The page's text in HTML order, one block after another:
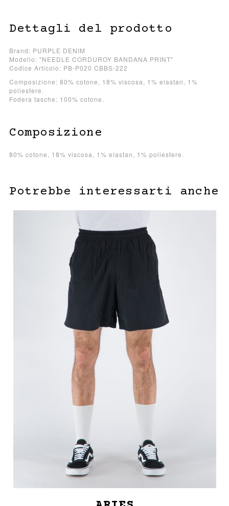
Dettagli del prodotto
Brand: PURPLE DENIM
Modello: "NEEDLE CORDUROY BANDANA PRINT"
Codice Articolo: PB-P020 CBBS-222
Composizione: 80% cotone, 18% viscosa, 1% elastan, 1%
poliestere.
Fodera tasche: 100% cotone.
Composizione
80% cotone, 18% viscosa, 1% elastan, 1% poliestere.
Potrebbe interessarti anche